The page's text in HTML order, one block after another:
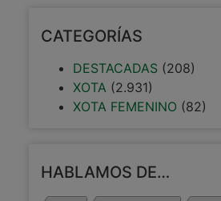
CATEGORÍAS
DESTACADAS (208)
XOTA(2.931)
XOTA FEMENINO (82)
HABLAMOS DE…